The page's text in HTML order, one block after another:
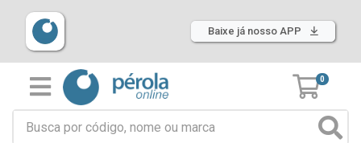
Baixe já nosso APP
0